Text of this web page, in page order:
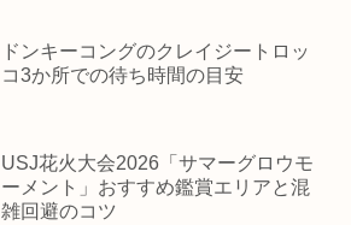
ドンキーコングのクレイジートロッ
コ3か所での待ち時間の目安
USJ花火大会2026「サマーグロウモ
ーメント」おすすめ鑑賞エリアと混
雑回避のコツ